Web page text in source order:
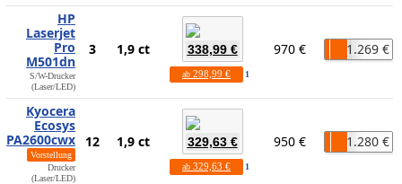
HP
Laserjet
Pro
M501dn
S/W-Drucker
(Laser/LED)
3 1,9 ct 338,99 €
ab 298,99 € 1
970 € 1.269 €
Kyocera
Ecosys
PA2600cwx
Vorstellung
Drucker
(Laser/LED)
12 1,9 ct 329,63 €
ab 329,63 € 1
950 € 1.280 €